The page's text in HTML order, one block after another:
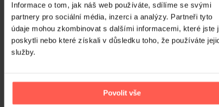
Informace o tom, jak náš web používáte, sdílíme se svými
partnery pro sociální média, inzerci a analýzy. Partneři tyto
údaje mohou zkombinovat s dalšími informacemi, které jste
poskytli nebo které získali v důsledku toho, že používáte
služby.
Povolit vše
Žánr
Classical
Značka/Výrobce
Do